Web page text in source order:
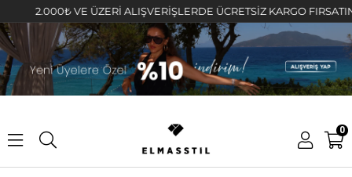
2.000₺ VE ÜZERİ ALIŞVERİŞLERDE ÜCRETSİZ KARGO FIRSATINI
0